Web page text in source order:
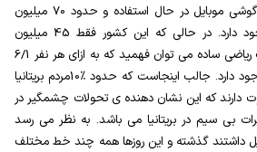
حاضر در بریتانیا 71 میلیون گوشی موبایل در حال استفاده و حدود 70 میلیون
سیم کارت فروخته شده وجود دارد. در حالی که این کشور فقط 45 میلیون
بزرگسال دارد و با یک عملیات ریاضی ساده می توان فهمید که به ازای هر نفر 6/1
گوشی موبایل در این کشور وجود دارد. جالب اینجاست که حدود %10مردم بریتانیا
دارند که این نشان دهنده ی تحولات چشمگیر در
بی سیم در بریتانیا می باشد. به نظر می رسد
داشتند گذشته و این روزها همه چند خط مختلف